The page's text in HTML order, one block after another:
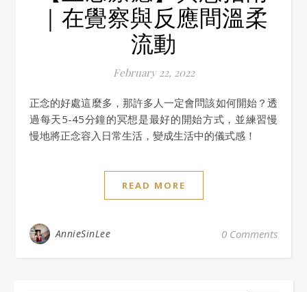
｜在覺察與反應間溫柔
流動
February 22, 2022
正念的好處這麼多，那許多人一定會問該如何開始？透
過每天5-45分鐘的冥想是最好的開始方式，並練習慢
慢地將正念容入日常生活，變成生活中的儀式感！
READ MORE
AnnieSinLee 0 Comments